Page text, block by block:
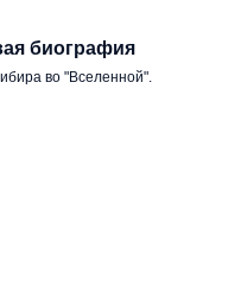
биография
во "Вселенной".